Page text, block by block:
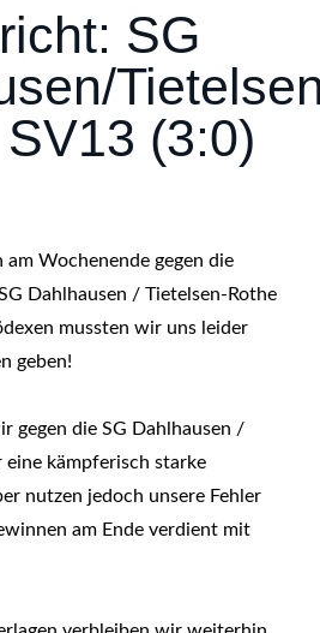
SG
(3:0)
am Wochenende gegen die
Dahlhausen / Tietelsen-Rothe
mussten wir uns leider
geben!
gegen die SG Dahlhausen /
eine kämpferisch starke
nutzen jedoch unsere Fehler
am Ende verdient mit